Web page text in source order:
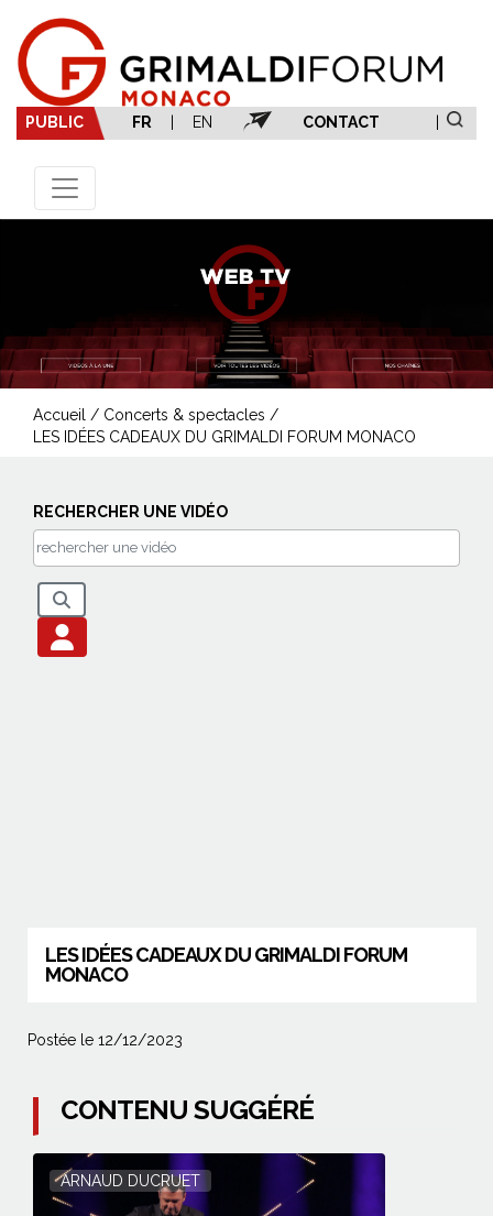
PUBLIC FR EN CONTACT
Accueil / Concerts & spectacles /
LES IDÉES CADEAUX DU GRIMALDI FORUM MONACO
RECHERCHER UNE VIDÉO
LES IDÉES CADEAUX DU GRIMALDI FORUM
MONACO
Postée le 12/12/2023
CONTENU SUGGÉRÉ
ARNAUD DUCRUET